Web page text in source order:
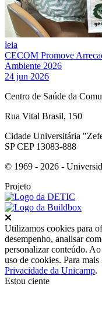
leia
CECOM Promove
Ambiente 2026
24 jun 2026
Centro de Saúde da
Rua Vital Brasil, 150
Cidade Universitária
SP CEP 13083-888
© 1969 - 2026 -
Projeto
Utilizamos cookies para
desempenho, analisar
personalizar conteúdo.
uso de cookies. Para
Privacidade da Unicamp.
Estou ciente